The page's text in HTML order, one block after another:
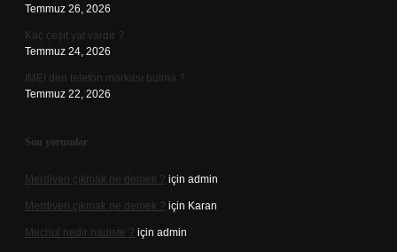
Temmuz 26, 2026
Kaç çeşit yat vardır ?
Temmuz 24, 2026
IMEI den telefon markası bulma ?
Temmuz 22, 2026
Son yorumlar
Merdiven çıkmak ne demek ? için admin
Merdiven çıkmak ne demek ? için Karan
Mechul nedir hadiste ? için admin